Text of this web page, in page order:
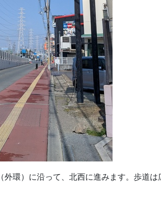
環）に沿って、北西に進みます。歩道は